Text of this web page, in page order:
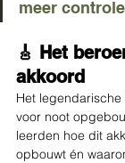
meer
🎸 Het
akkoord
Het legendarische
voor noot
leerden hoe dit
opbouwt én